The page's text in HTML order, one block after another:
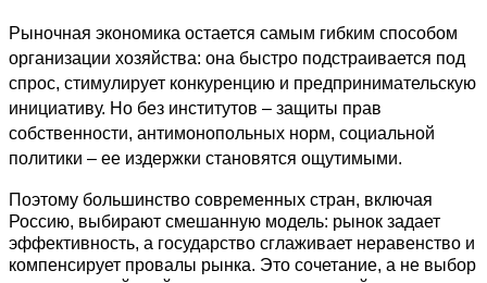
Рыночная экономика остается самым гибким способом
организации хозяйства: она быстро подстраивается под
спрос, стимулирует конкуренцию и предпринимательскую
инициативу. Но без институтов – защиты прав
собственности, антимонопольных норм, социальной
политики – ее издержки становятся ощутимыми.
Поэтому большинство современных стран, включая
Россию, выбирают смешанную модель: рынок задает
эффективность, а государство сглаживает неравенство и
компенсирует провалы рынка. Это сочетание, а не выбор